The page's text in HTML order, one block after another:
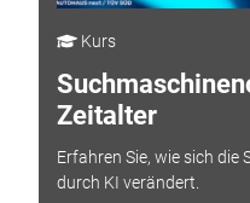
Kurs
Zeitalter
Erfahren Sie, wie sich
durch KI verändert.